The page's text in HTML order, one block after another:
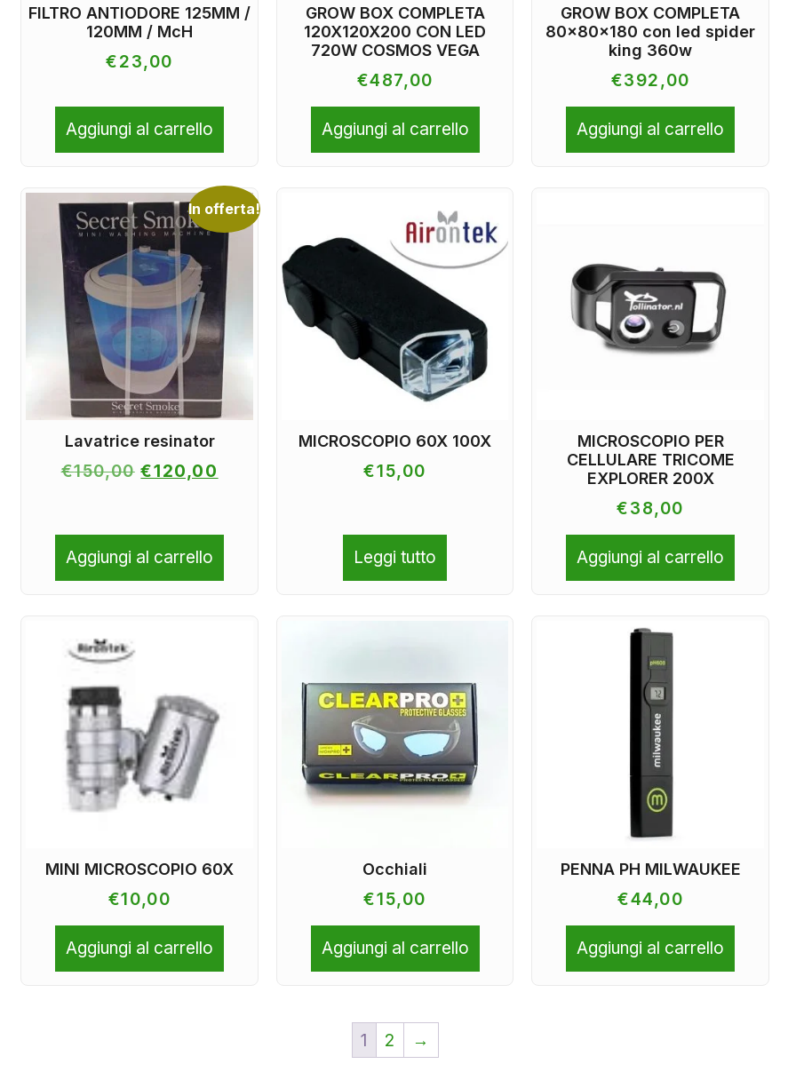
FILTRO ANTIODORE 125MM /
120MM / McH
€23,00
Aggiungi al carrello
GROW BOX COMPLETA
120X120X200 CON LED
720W COSMOS VEGA
€487,00
Aggiungi al carrello
GROW BOX COMPLETA
80x80x180 con led spider
king 360w
€392,00
Aggiungi al carrello
In offerta!
Lavatrice resinator
€150,00 €120,00
Aggiungi al carrello
MICROSCOPIO 60X 100X
€15,00
Leggi tutto
MICROSCOPIO PER
CELLULARE TRICOME
EXPLORER 200X
€38,00
Aggiungi al carrello
MINI MICROSCOPIO 60X
€10,00
Aggiungi al carrello
Occhiali
€15,00
Aggiungi al carrello
PENNA PH MILWAUKEE
€44,00
Aggiungi al carrello
1 2 →